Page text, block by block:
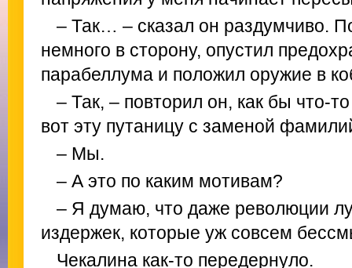
– Так… – сказал он раздумчиво.
немного в сторону, опустил
парабеллума и положил оружие в
– Так, – повторил он, как бы что-
вот эту путаницу с заменой
– Мы.
– А это по каким мотивам?
– Я думаю, что даже революции
издержек, которые уж совсем
Чекалина как-то передернуло.